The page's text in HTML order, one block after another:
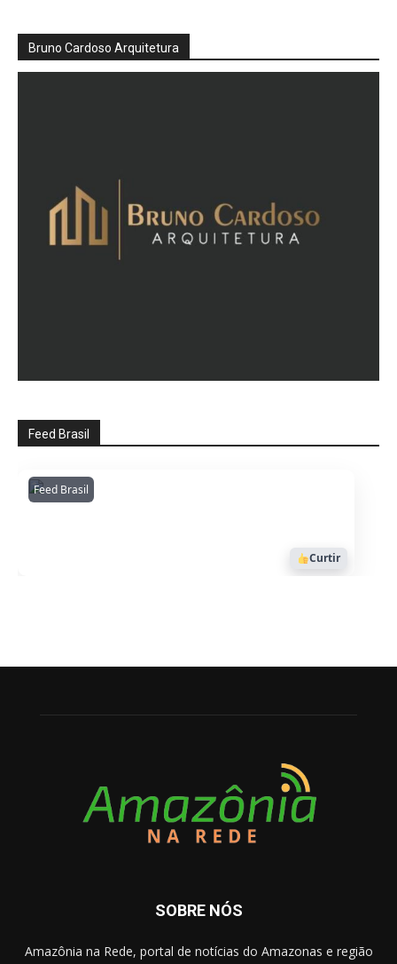
Bruno Cardoso Arquitetura
Feed Brasil
Feed BrasilAmazonianarede
1053
Curtir
SOBRE NÓS
Amazônia na Rede, portal de notícias do Amazonas e região